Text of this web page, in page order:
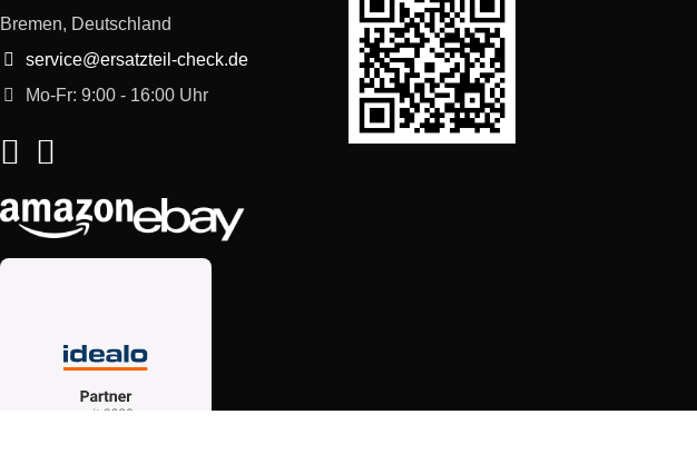
Bremen, Deutschland
service@ersatzteil-check.de
Mo-Fr: 9:00 - 16:00 Uhr